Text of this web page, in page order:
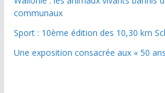
communaux
Sport : 10ème édition des 10,30 km
Une exposition consacrée aux « 50